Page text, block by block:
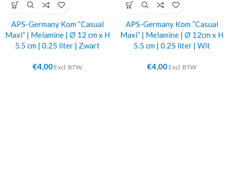
APS-Germany Kom “Casual
Maxi” | Melamine | Ø 12 cm x H
5.5 cm | 0.25 liter | Zwart
€4,00 Excl. BTW
APS-Germany Kom “Casual
Maxi” | Melamine | Ø 12cm x H
5.5 cm | 0.25 liter | Wit
€4,00 Excl. BTW